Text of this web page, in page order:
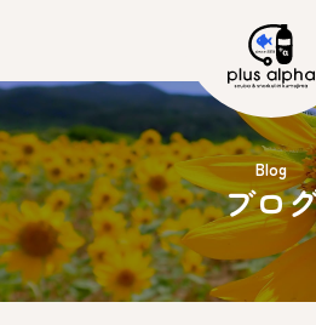
Blog
ブロ